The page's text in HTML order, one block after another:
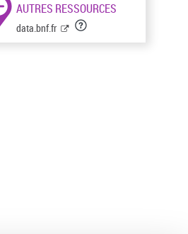
AUTRES RESSOURCES
data.bnf.fr